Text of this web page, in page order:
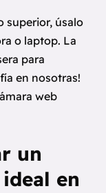
superior, úsalo
o laptop. La
para
en nosotras!
web
un
en